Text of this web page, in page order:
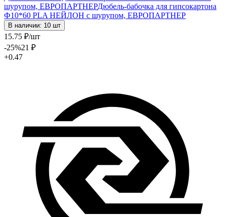
шурупом, ЕВРОПАРТНЕРДюбель-бабочка для гипсокартона
Ф10*60 PLA НЕЙЛОН с шурупом, ЕВРОПАРТНЕР
В наличии: 10 шт
15.75 ₽/шт
-25%21 ₽
+0.47